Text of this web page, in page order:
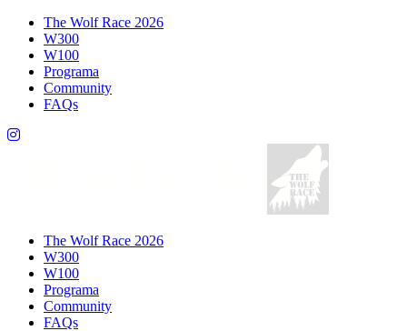
The Wolf Race 2026
W300
W100
Programa
Community
FAQs
The Wolf Race 2026
W300
W100
Programa
Community
FAQs